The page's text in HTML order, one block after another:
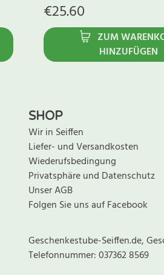
€25.60
ZUM
HINZUFÜGEN
SHOP
Wir in Seiffen
Liefer- und Versandkosten
Wiederufsbedingung
Privatsphäre und Datenschutz
Unser AGB
Folgen Sie uns auf Facebook
Geschenkestube-Seiffen.de,
Telefonnummer: 037362 8569